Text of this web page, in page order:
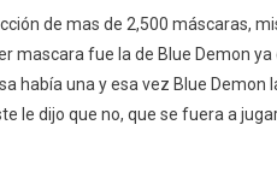
de mas de 2,500 máscaras,
mascara fue la de Blue Demon ya
había una y esa vez Blue Demon
le dijo que no, que se fuera a